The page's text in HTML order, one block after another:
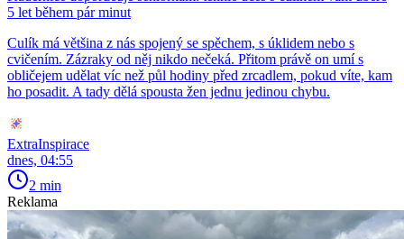
5 let během pár minut
Culík má většina z nás spojený se spěchem, s úklidem nebo s
cvičením. Zázraky od něj nikdo nečeká. Přitom právě on umí s
obličejem udělat víc než půl hodiny před zrcadlem, pokud víte, kam
ho posadit. A tady dělá spousta žen jednu jedinou chybu.
ExtraInspirace
dnes, 04:55
2 min
Reklama